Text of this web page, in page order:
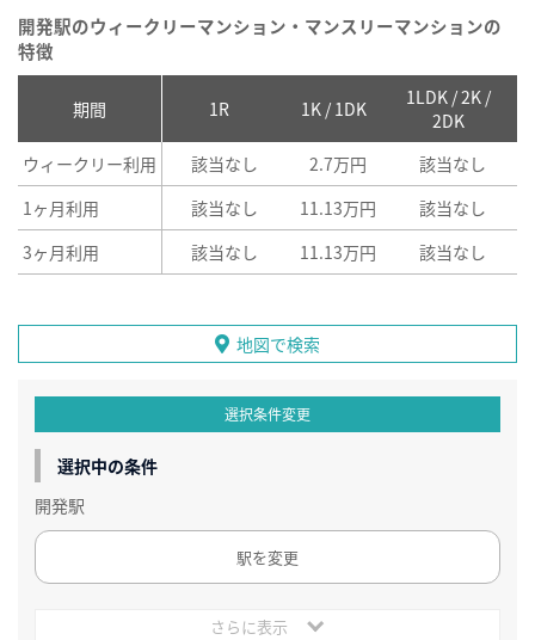
開発駅のウィークリーマンション・マンスリーマンションの
特徴
期間 1R 1K / 1DK
1LDK / 2K /
2DK
ウィークリー利用 該当なし 2.7万円 該当なし
1ヶ月利用
該当なし 11.13万円 該当なし
3ヶ月利用
該当なし 11.13万円 該当なし
地図で検索
選択条件変更
選択中の条件
開発駅
駅を変更
さらに表示